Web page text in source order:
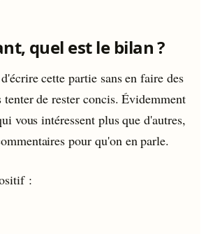
quel est le bilan ?
cette partie sans en faire des
tenter de rester concis. Évidemment
vous intéressent plus que d'autres,
pour qu'on en parle.
: